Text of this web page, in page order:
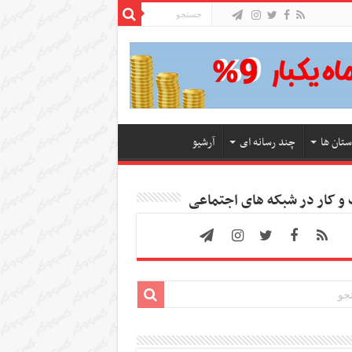
ها چند رسانه ای آرشیو
کار در شبکه های اجتماعی